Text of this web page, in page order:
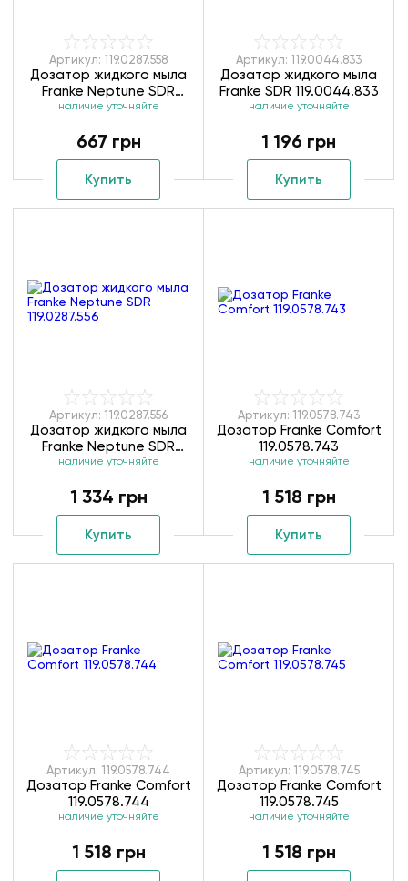
Артикул: 119.0287.558
Дозатор жидкого мыла
Franke Neptune SDR
119.0287.558
наличие уточняйте
667 грн
Купить
Артикул: 119.0044.833
Дозатор жидкого мыла
Franke SDR 119.0044.833
наличие уточняйте
1 196 грн
Купить
Артикул: 119.0287.556
Дозатор жидкого мыла
Franke Neptune SDR
119.0287.556
наличие уточняйте
1 334 грн
Купить
Артикул: 119.0578.743
Дозатор Franke Comfort
119.0578.743
наличие уточняйте
1 518 грн
Купить
Артикул: 119.0578.744
Дозатор Franke Comfort
119.0578.744
наличие уточняйте
1 518 грн
Артикул: 119.0578.745
Дозатор Franke Comfort
119.0578.745
наличие уточняйте
1 518 грн